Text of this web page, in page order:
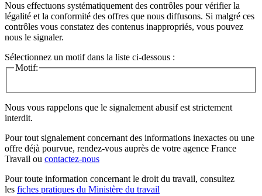
Nous effectuons systématiquement des contrôles pour vérifier la
légalité et la conformité des offres que nous diffusons. Si malgré ces
contrôles vous constatez des contenus inappropriés, vous pouvez
nous le signaler.
Sélectionnez un motif dans la liste ci-dessous :
Motif:
Nous vous rappelons que le signalement abusif est strictement
interdit.
Pour tout signalement concernant des informations inexactes ou une
offre déjà pourvue, rendez-vous auprès de votre agence France
Travail ou contactez-nous
Pour toute information concernant le droit du travail, consultez
les fiches pratiques du Ministère du travail